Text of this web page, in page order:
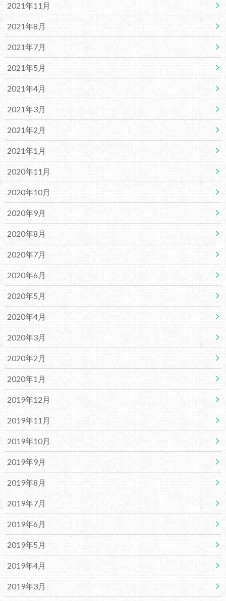
2021年11月
2021年8月
2021年7月
2021年5月
2021年4月
2021年3月
2021年2月
2021年1月
2020年11月
2020年10月
2020年9月
2020年8月
2020年7月
2020年6月
2020年5月
2020年4月
2020年3月
2020年2月
2020年1月
2019年12月
2019年11月
2019年10月
2019年9月
2019年8月
2019年7月
2019年6月
2019年5月
2019年4月
2019年3月